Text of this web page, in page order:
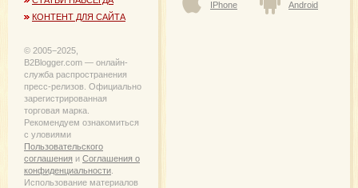
КОНТЕНТ ДЛЯ САЙТА
© 2005−2025,
B2Blogger.com — онлайн-
служба распространения
пресс-релизов. Официально
зарегистрированная
торговая марка.
Рекомендуем ознакомиться
с уловиями
Пользовательского
соглашения и Соглашения о
конфиденциальности
Использование материалов
IPhone Android